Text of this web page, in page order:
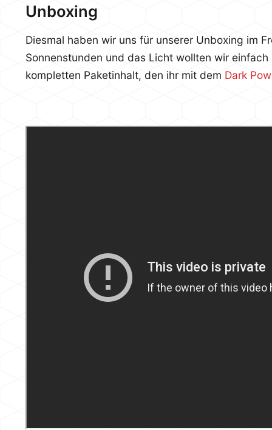
Unboxing
Diesmal haben wir uns für unserer Unboxing im
Sonnenstunden und das Licht wollten wir
kompletten Paketinhalt, den ihr mit dem Dark